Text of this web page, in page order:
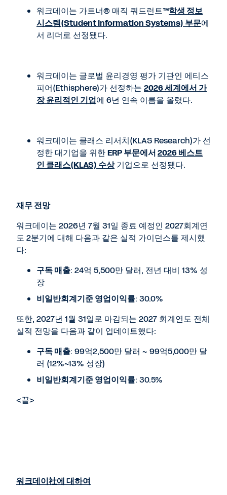
워크데이는 가트너® 매직 쿼드런트™학생 정보
시스템(Student Information Systems) 부문에
서 리더로 선정됐다.
워크데이는 글로벌 윤리경영 평가 기관인 에티스
피어(Ethisphere)가 선정하는 2026 세계에서 가
장 윤리적인 기업에 6년 연속 이름을 올렸다.
워크데이는 클래스 리서치(KLAS Research)가 선
정한 대기업을 위한ERP 부문에서2026 베스트
인 클래스(KLAS) 수상기업으로 선정됐다.
재무 전망
워크데이는 2026년 7월 31일 종료 예정인 2027회계연
도 2분기에 대해 다음과 같은 실적 가이던스를 제시했
다:
구독 매출: 24억 5,500만 달러, 전년 대비 13% 성
장
비일반회계기준 영업이익률: 30.0%
또한, 2027년 1월 31일로 마감되는 2027 회계연도 전체
실적 전망을 다음과 같이 업데이트했다:
구독 매출: 99억2,500만 달러 ~ 99억5,000만 달
러 (12%~13% 성장)
비일반회계기준 영업이익률: 30.5%
<끝>
워크데이社에 대하여